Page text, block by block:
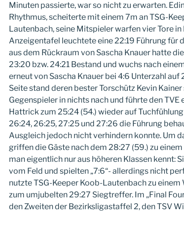
Minuten passierte, war so nicht zu erwarten.
Rhythmus, scheiterte mit einem 7m an TSG-
Lautenbach, seine Mitspieler warfen vier Tore in
Anzeigentafel leuchtete eine 22:19 Führung für
aus dem Rückraum von Sascha Knauer hatte
23:20 bzw. 24:21 Bestand und wuchs nach
erneut von Sascha Knauer bei 4:6 Unterzahl auf
Seite stand deren bester Torschütz Kevin
Gegenspieler in nichts nach und führte den TVE
Hattrick zum 25:24 (54.) wieder auf Tuchfühlung
26:24, 26:25, 27:25 und 27:26 die Führung
Ausgleich jedoch nicht verhindern konnte. Um
griffen die Gäste nach dem 28:27 (59.) zu
man eigentlich nur aus höheren Klassen kennt:
vom Feld und spielten „7:6“- allerdings nicht
nutzte TSG-Keeper Koob-Lautenbach zu einem
zum umjubelten 29:27 Siegtreffer. Im „Final
den Zweiten der Bezirksligastaffel 2, den TSV